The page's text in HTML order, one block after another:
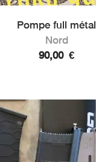
Pompe full métal
Nord
90,00 €